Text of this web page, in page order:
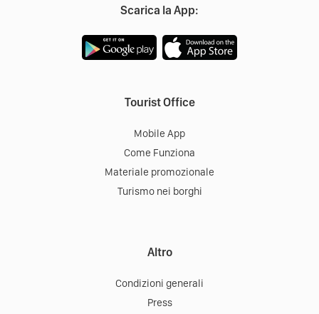
Scarica la App:
Tourist Office
Mobile App
Come Funziona
Materiale promozionale
Turismo nei borghi
Altro
Condizioni generali
Press